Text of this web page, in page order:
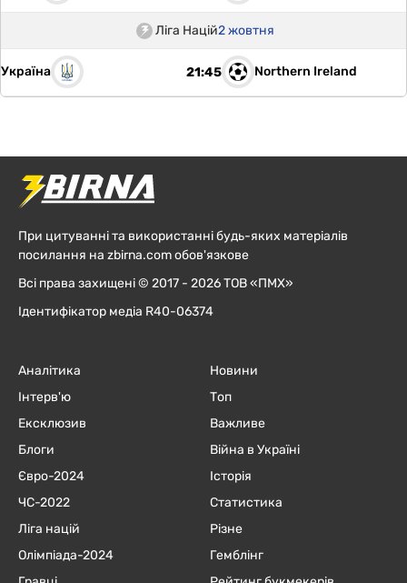
Ліга Націй2 жовтня
Україна 21:45 Northern Ireland
При цитуванні та використанні будь-яких матеріалів
посилання на zbirna.com обов'язкове
Всі права захищені © 2017 - 2026 ТОВ «ПМХ»
Ідентифікатор медіа R40-06374
Аналітика
Інтерв'ю
Ексклюзив
Блоги
Євро-2024
ЧC-2022
Ліга націй
Олімпіада-2024
Новини
Топ
Важливе
Війна в Україні
Історія
Статистика
Різне
Гемблінг